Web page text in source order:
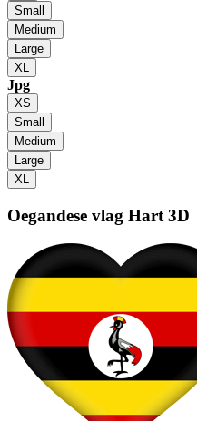
Small
Medium
Large
XL
Jpg
XS
Small
Medium
Large
XL
Oegandese vlag Hart 3D